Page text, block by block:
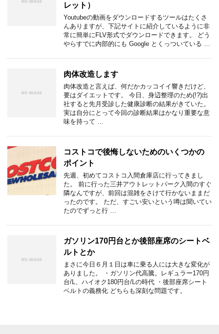
レット）
Youtubeの動画をダウンロードするツールはたくさ
んありますが、下記サイトに紹介しているように非
常に簡単にFLV形式でダウンロードできます。 どう
やらすでに内部的にも Google とくっついている …
肉体改造します
肉体改造と言えば、何だかカッコイイ響きだけど、
要はダイエットです。 今日、身辺整理のため(!?)出
社すると先月受診した健康診断の結果がきていた。
実は自分にとって今回の診断結果はかなり重要な意
味を持って …
コストコで後悔しないためのいくつかの
ポイント
先週、初めてコストコ入間倉庫店に行ってきまし
た。 前に行った三井アウトレットパーク入間のすぐ
隣なんですが、前回は混雑をさけて行かないままだ
ったのです。 ただ、すごい安いという噂は聞いてい
たのでずっと行 …
ガソリン170円台とか後部座席のシートベ
ルトとか
まさに今日６月１日は車に乗る人には大きな変化が
ありました。 ・ガソリン代高騰。レギュラー170円
台/L、ハイオク180円台/Lの時代 ・後部座席シート
ベルトの義務化 どちらも深刻な問題です。